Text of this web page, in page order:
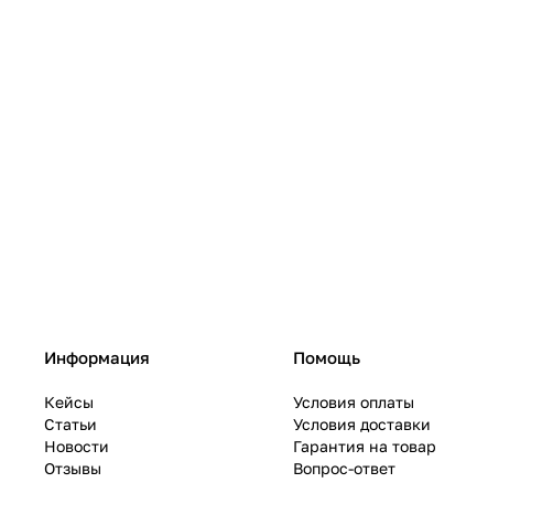
Информация
Кейсы
Статьи
Новости
Отзывы
Помощь
Условия оплаты
Условия доставки
Гарантия на товар
Вопрос-ответ